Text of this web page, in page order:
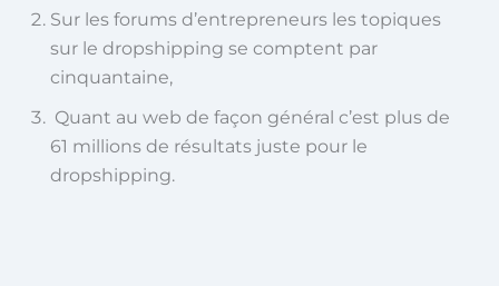
Sur les forums d’entrepreneurs les topiques
sur le dropshipping se comptent par
cinquantaine,
Quant au web de façon général c’est plus de
61 millions de résultats juste pour le
dropshipping.